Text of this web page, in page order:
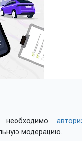
необходимо
модерацию.